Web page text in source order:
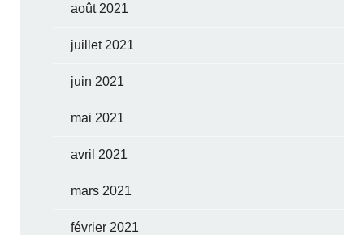
août 2021
juillet 2021
juin 2021
mai 2021
avril 2021
mars 2021
février 2021